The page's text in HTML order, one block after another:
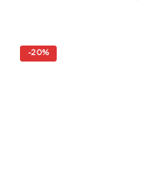
-20%